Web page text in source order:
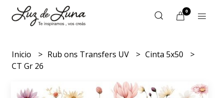
0
Inicio Rub ons Transfers UV
Cinta 5x50
CT Gr 26